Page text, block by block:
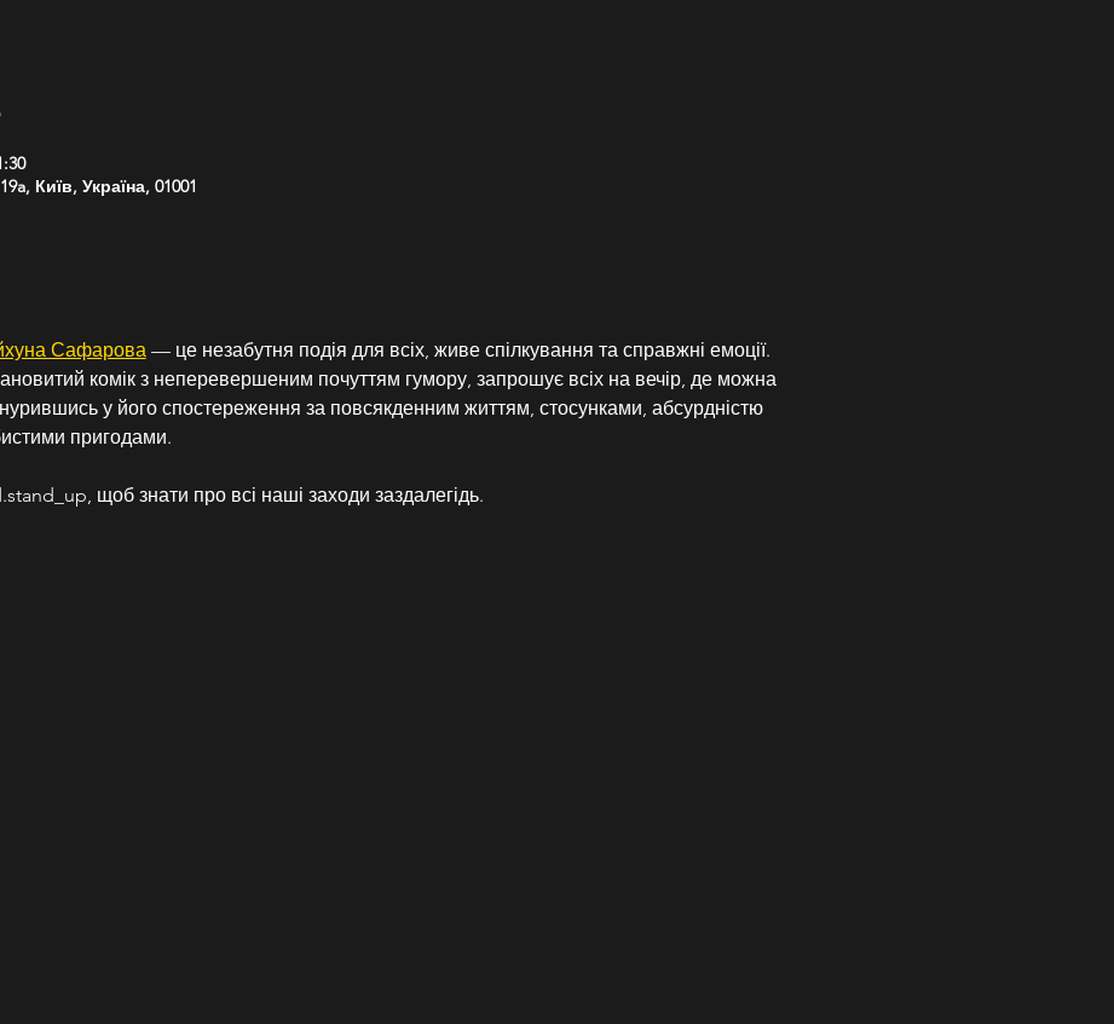
Київ, Україна, 01001
Сафарова — це незабутня подія для всіх, живе спілкування та справжні емоції.
комік з неперевершеним почуттям гумору, запрошує всіх на вечір, де можна
у його спостереження за повсякденним життям, стосунками, абсурдністю
пригодами.
щоб знати про всі наші заходи заздалегідь.